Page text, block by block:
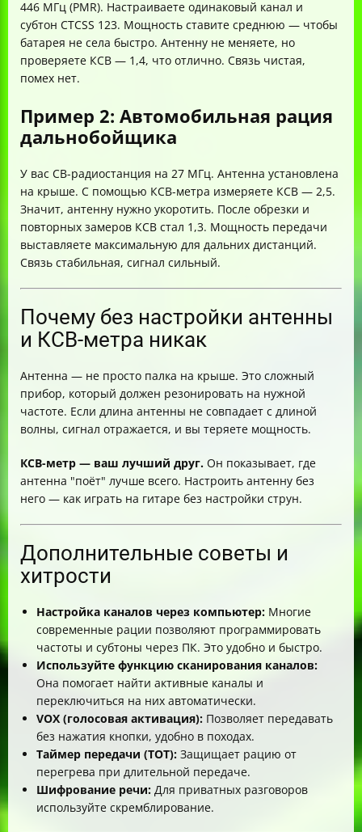
446 МГц (PMR). Настраиваете одинаковый канал и
субтон CTCSS 123. Мощность ставите среднюю — чтобы
батарея не села быстро. Антенну не меняете, но
проверяете КСВ — 1,4, что отлично. Связь чистая,
помех нет.
Пример 2: Автомобильная рация
дальнобойщика
У вас CB-радиостанция на 27 МГц. Антенна установлена
на крыше. С помощью КСВ-метра измеряете КСВ — 2,5.
Значит, антенну нужно укоротить. После обрезки и
повторных замеров КСВ стал 1,3. Мощность передачи
выставляете максимальную для дальних дистанций.
Связь стабильная, сигнал сильный.
Почему без настройки антенны
и КСВ-метра никак
Антенна — не просто палка на крыше. Это сложный
прибор, который должен резонировать на нужной
частоте. Если длина антенны не совпадает с длиной
волны, сигнал отражается, и вы теряете мощность.
КСВ-метр — ваш лучший друг. Он показывает, где
антенна "поёт" лучше всего. Настроить антенну без
него — как играть на гитаре без настройки струн.
Дополнительные советы и
хитрости
Настройка каналов через компьютер: Многие
современные рации позволяют программировать
частоты и субтоны через ПК. Это удобно и быстро.
Используйте функцию сканирования каналов:
Она помогает найти активные каналы и
переключиться на них автоматически.
VOX (голосовая активация): Позволяет передавать
без нажатия кнопки, удобно в походах.
Таймер передачи (TOT): Защищает рацию от
перегрева при длительной передаче.
Шифрование речи: Для приватных разговоров
используйте скремблирование.